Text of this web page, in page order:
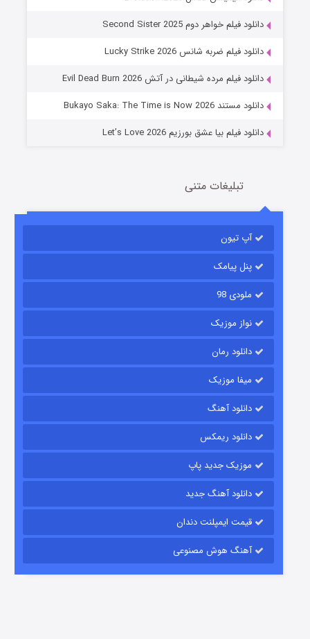
جادوگری در مغولستان
باب اسفنجی فصل ۱۷
قسمت6 (زیرنویس) منتشر شد
قسمت15 (دوبله) منتشر شد
دانلود فیلم خواهر دوم Second Sister 2025
دانلود فیلم ضربه شانس Lucky Strike 2026
دانلود فیلم مرده شیطانی در آتش Evil Dead Burn 2026
دانلود مستند Bukayo Saka: The Time is Now 2026
دانلود فیلم بیا عشق بورزیم Let’s Love 2026
تبلیغات متنی
آپ تیون
پنل پیامک
ملودی 98
نواز موزیک
دانلود رمان
میفا موزیک
دانلود آهنگ
دانلود ریمکس
موزیک جدید پاپ
دانلود آهنگ جدید
قیمت ایمپلنت دندان
آهنگ هوش مصنوعی